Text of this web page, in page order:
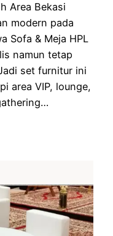
Area Bekasi
modern pada
Sofa & Meja HPL
namun tetap
set furnitur ini
area VIP, lounge,